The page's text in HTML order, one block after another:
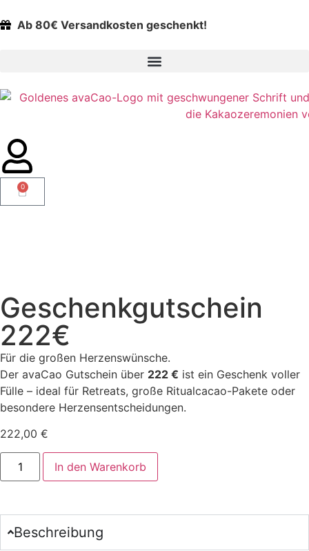
Ab 80€ Versandkosten geschenkt!
0
Geschenkgutschein
222€
Für die großen Herzenswünsche.
Der avaCao Gutschein über 222 € ist ein Geschenk voller
Fülle – ideal für Retreats, große Ritualcacao-Pakete oder
besondere Herzensentscheidungen.
222,00 €
In den Warenkorb
Beschreibung